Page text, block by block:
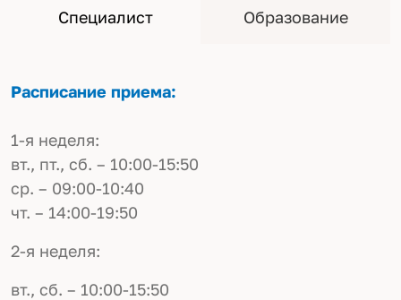
Специалист Образование
Расписание приема:
1-я неделя:
вт., пт., сб. – 10:00-15:50
ср. – 09:00-10:40
чт. – 14:00-19:50
2-я неделя:
вт., сб. – 10:00-15:50